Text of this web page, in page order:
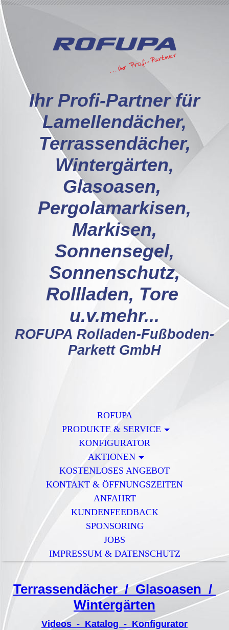
Ihr Profi-Partner für
Lamellendächer,
Terrassendächer,
Wintergärten,
Glasoasen,
Pergolamarkisen,
Markisen,
Sonnensegel,
Sonnenschutz,
Rollladen, Tore
u.v.mehr...
ROFUPA Rolladen-Fußboden-
Parkett GmbH
ROFUPA
PRODUKTE & SERVICE
KONFIGURATOR
AKTIONEN
KOSTENLOSES ANGEBOT
KONTAKT & ÖFFNUNGSZEITEN
ANFAHRT
KUNDENFEEDBACK
SPONSORING
JOBS
IMPRESSUM & DATENSCHUTZ
Terrassendächer / Glasoasen /
Wintergärten
Videos - Katalog - Konfigurator